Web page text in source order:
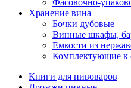
Фасовочно-
Хранение вина
Бочки дубовые
Винные шкафы,
Емкости из
Комплектующие к
Книги для пивоваров